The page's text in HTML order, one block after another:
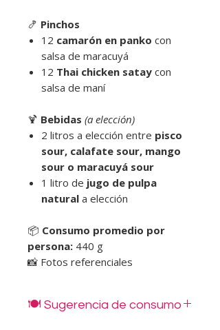
🍤 Pinchos
12 camarón en panko con
salsa de maracuyá
12 Thai chicken satay con
salsa de maní
🍹 Bebidas (a elección)
2 litros a elección entre pisco
sour, calafate sour, mango
sour o maracuyá sour
1 litro de jugo de pulpa
natural a elección
📦 Consumo promedio por
persona: 440 g
📸 Fotos referenciales
🍽️ Sugerencia de consumo